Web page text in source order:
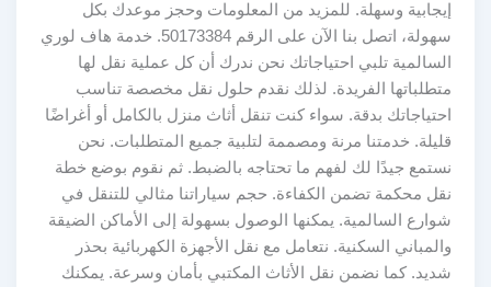
إيجابية وسهلة. للمزيد من المعلومات وحجز موعدك بكل
سهولة، اتصل بنا الآن على الرقم 50173384. خدمة هاف لوري
السالمية تلبي احتياجاتك نحن ندرك أن كل عملية نقل لها
متطلباتها الفريدة. لذلك نقدم حلول نقل مخصصة تناسب
احتياجاتك بدقة. سواء كنت تنقل أثاث منزل بالكامل أو أغراضًا
قليلة. خدمتنا مرنة ومصممة لتلبية جميع المتطلبات. نحن
نستمع جيدًا لك لفهم ما تحتاجه بالضبط. ثم نقوم بوضع خطة
نقل محكمة تضمن الكفاءة. حجم سياراتنا مثالي للتنقل في
شوارع السالمية. يمكنها الوصول بسهولة إلى الأماكن الضيقة
والمباني السكنية. نتعامل مع نقل الأجهزة الكهربائية بحذر
شديد. كما نضمن نقل الأثاث المكتبي بأمان وسرعة. يمكنك